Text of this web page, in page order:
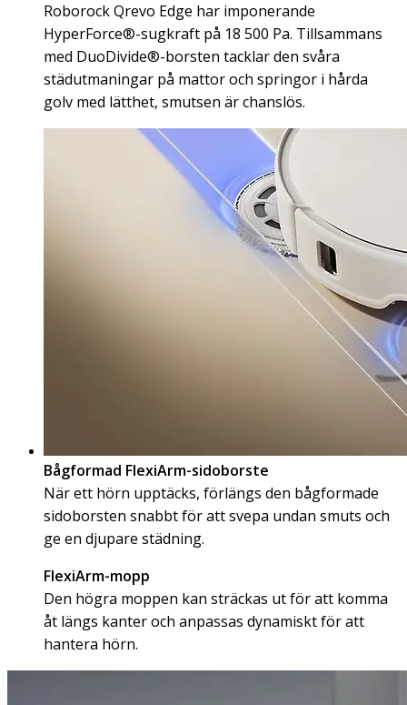
Roborock Qrevo Edge har imponerande
HyperForce®-sugkraft på 18 500 Pa. Tillsammans
med DuoDivide®-borsten tacklar den svåra
städutmaningar på mattor och springor i hårda
golv med lätthet, smutsen är chanslös.
Bågformad FlexiArm-sidoborste
När ett hörn upptäcks, förlängs den bågformade
sidoborsten snabbt för att svepa undan smuts och
ge en djupare städning.
FlexiArm-mopp
Den högra moppen kan sträckas ut för att komma
åt längs kanter och anpassas dynamiskt för att
hantera hörn.